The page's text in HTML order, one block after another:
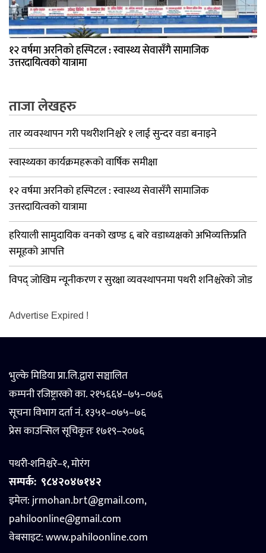
१२ वर्षमा अरनिको हस्पिटल : स्वास्थ्य सेवासँगै सामाजिक
उत्तरदायित्वको यात्रामा
ताजा लेखहरु
तार व्यवस्थापन गरी पथरीशनिश्चरे १ लाई सुन्दर वडा बनाइने
स्वास्थ्यका कार्यक्रमहरूको वार्षिक समीक्षा
१२ वर्षमा अरनिको हस्पिटल : स्वास्थ्य सेवासँगै सामाजिक
उत्तरदायित्वको यात्रामा
हरियाली सामुदायिक वनको खण्ड ६ बारे वडाध्यक्षको अभिव्यक्तिप्रति
समूहको आपत्ति
विपद् जोखिम न्यूनीकरण र सुरक्षा व्यवस्थापनमा पथरी शनिश्चरेको जोड
Advertise Expired !
भुल्के मिडिया प्रा.लि.द्वारा सञ्चालित
कम्पनी रजिष्ट्रारको का. २१५६६४–७५–०७६
सूचना विभाग दर्ता नं. १३५१–०७५–७६
प्रेस काउन्सिल सूचिकृतः १७१९–२०७६
पथरी-शनिश्चरे–१, मोरंग
सम्पर्क: ९८४२०४७१४२
इमेल: jrmohan.brt@gmail.com,
pahiloonline@gmail.com
वेबसाइट:www.pahiloonline.com